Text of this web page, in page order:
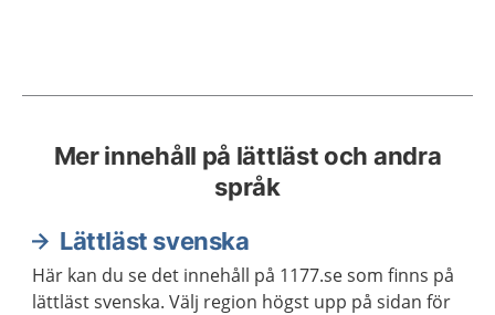
Mer innehåll på lättläst och andra
språk
Lättläst svenska
Här kan du se det innehåll på 1177.se som finns på
lättläst svenska. Välj region högst upp på sidan för